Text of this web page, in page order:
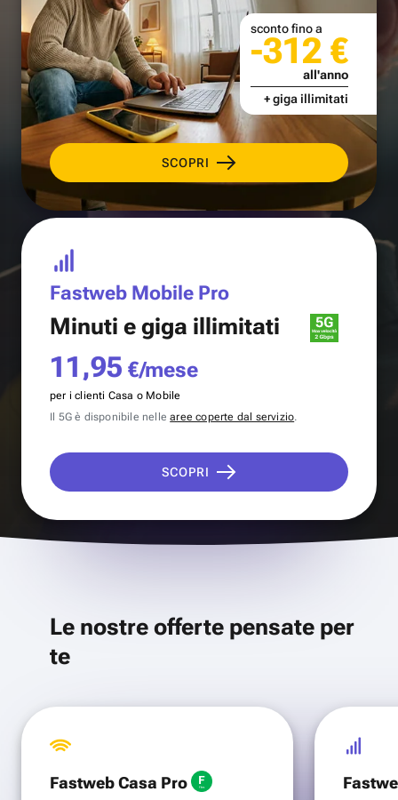
SCOPRI
sconto fino a
-312 €
all'anno
+ giga illimitati
Fastweb Mobile Pro
Minuti e giga illimitati
11,95 €/mese
per i clienti Casa o Mobile
Il 5G è disponibile nellearee coperte dal servizio.
SCOPRI
Le nostre offerte pensate per
te
Fastweb Casa Pro